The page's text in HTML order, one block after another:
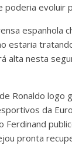
evoluir
espanhola
estaria
alta nesta
Ronaldo logo
da
Ferdinand
pronta